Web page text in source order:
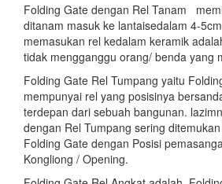
Folding Gate dengan Rel Tanam
ditanam masuk ke lantaisedalam 4-
memasukan rel kedalam keramik
tidak mengganggu orang/ benda yang
Folding Gate Rel Tumpang yaitu
mempunyai rel yang posisinya
terdepan dari sebuah bangunan.
dengan Rel Tumpang sering
Folding Gate dengan Posisi
Kongliong / Opening.